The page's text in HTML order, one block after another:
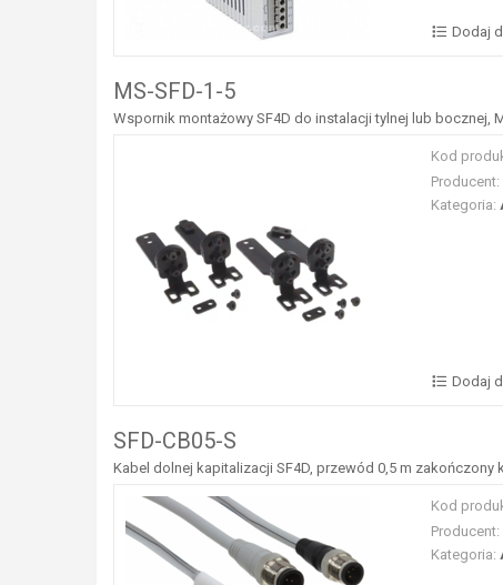
Dodaj
MS-SFD-1-5
Wspornik montażowy SF4D do instalacji tylnej lub bocznej,
Kod
Producent:
Kategoria:
Dodaj
SFD-CB05-S
Kabel dolnej kapitalizacji SF4D, przewód 0,5 m
Kod
Producent:
Kategoria: